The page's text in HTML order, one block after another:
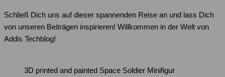
Schließ Dich uns auf dieser spannenden Reise an und lass Dich
von unseren Beiträgen inspirieren! Willkommen in der Welt von
Addis Techblog!
3D printed and painted Space Soldier Minifigur